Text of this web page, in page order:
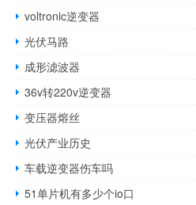
voltronic逆变器
光伏马路
成形滤波器
36v转220v逆变器
变压器熔丝
光伏产业历史
车载逆变器伤车吗
51单片机有多少个io口